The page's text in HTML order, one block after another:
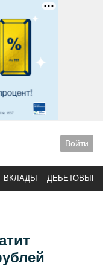
Войти
ВКЛАДЫ ДЕБЕТОВЫЕ